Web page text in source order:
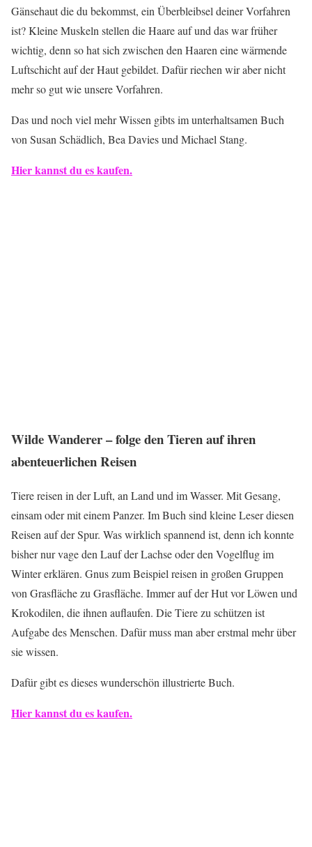
Gänsehaut die du bekommst, ein Überbleibsel deiner Vorfahren
ist? Kleine Muskeln stellen die Haare auf und das war früher
wichtig, denn so hat sich zwischen den Haaren eine wärmende
Luftschicht auf der Haut gebildet. Dafür riechen wir aber nicht
mehr so gut wie unsere Vorfahren.
Das und noch viel mehr Wissen gibts im unterhaltsamen Buch
von Susan Schädlich, Bea Davies und Michael Stang.
Hier kannst du es kaufen.
Wilde Wanderer – folge den Tieren auf ihren
abenteuerlichen Reisen
Tiere reisen in der Luft, an Land und im Wasser. Mit Gesang,
einsam oder mit einem Panzer. Im Buch sind kleine Leser diesen
Reisen auf der Spur. Was wirklich spannend ist, denn ich konnte
bisher nur vage den Lauf der Lachse oder den Vogelflug im
Winter erklären. Gnus zum Beispiel reisen in großen Gruppen
von Grasfläche zu Grasfläche. Immer auf der Hut vor Löwen und
Krokodilen, die ihnen auflaufen. Die Tiere zu schützen ist
Aufgabe des Menschen. Dafür muss man aber erstmal mehr über
sie wissen.
Dafür gibt es dieses wunderschön illustrierte Buch.
Hier kannst du es kaufen.